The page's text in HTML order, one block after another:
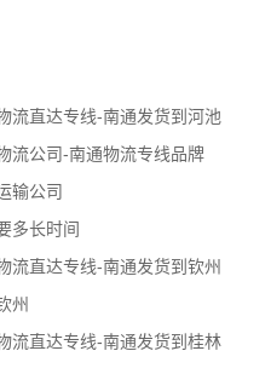
流直达专线-南通发货到河池
流公司-南通物流专线品牌
输公司
多长时间
流直达专线-南通发货到钦州
州
流直达专线-南通发货到桂林